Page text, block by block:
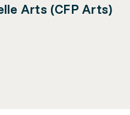
Arts (CFP Arts)